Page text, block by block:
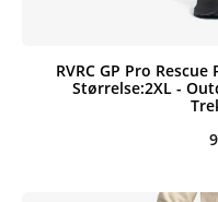
RVRC GP Pro
Størrelse:2XL -